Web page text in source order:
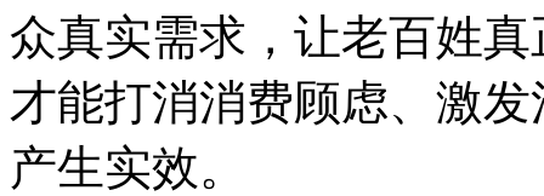
众真实需求，让老百姓
才能打消消费顾虑、激
产生实效。